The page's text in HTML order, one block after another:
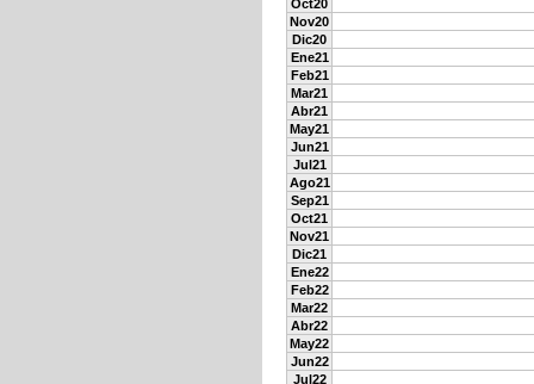
Oct20
Nov20
Dic20
Ene21
Feb21
Mar21
Abr21
May21
Jun21
Jul21
Ago21
Sep21
Oct21
Nov21
Dic21
Ene22
Feb22
Mar22
Abr22
May22
Jun22
Jul22